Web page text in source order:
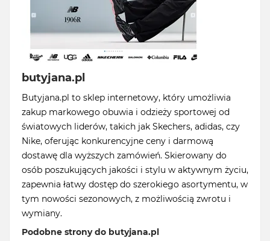
butyjana.pl
Butyjana.pl to sklep internetowy, który umożliwia
zakup markowego obuwia i odzieży sportowej od
światowych liderów, takich jak Skechers, adidas, czy
Nike, oferując konkurencyjne ceny i darmową
dostawę dla wyższych zamówień. Skierowany do
osób poszukujących jakości i stylu w aktywnym życiu,
zapewnia łatwy dostęp do szerokiego asortymentu, w
tym nowości sezonowych, z możliwością zwrotu i
wymiany.
Podobne strony do butyjana.pl